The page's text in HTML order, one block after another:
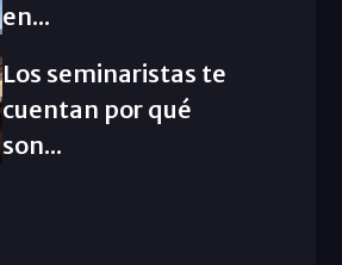
en...
Los seminaristas te
cuentan por qué
son...